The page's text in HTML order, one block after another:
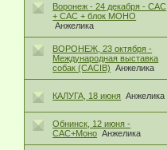
Воронеж - 24 декабря - САС
+ САС + блок МОНО
Анжелика
ВОРОНЕЖ, 23 октября -
Международная выставка
собак (CACIB)
Анжелика
КАЛУГА, 18 июня Анжелика
Обнинск, 12 июня -
САС+Моно Анжелика